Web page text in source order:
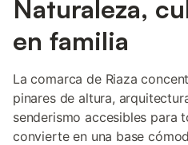
Naturaleza,
en familia
La comarca de Riaza
pinares de altura,
senderismo accesibles para
convierte en una base